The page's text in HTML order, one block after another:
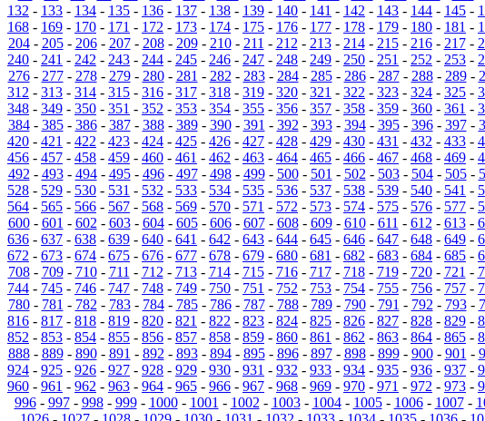
132 - 133 - 134 - 135 - 136 - 137 - 138 - 139 - 140 - 141 - 142 - 143 - 144 - 145 -
168 - 169 - 170 - 171 - 172 - 173 - 174 - 175 - 176 - 177 - 178 - 179 - 180 - 181 -
204- 205- 206- 207- 208- 209- 210- 211 - 212 - 213- 214- 215- 216- 217-
240 - 241 - 242 - 243 - 244 - 245 - 246 - 247 - 248 - 249 - 250 - 251 - 252 - 253 -
276- 277- 278- 279- 280- 281 - 282 - 283- 284- 285- 286- 287- 288- 289-
312 - 313 - 314 - 315 - 316 - 317 - 318 - 319 - 320 - 321 - 322 - 323 - 324 - 325 -
348 - 349 - 350 - 351 - 352 - 353 - 354 - 355 - 356 - 357 - 358 - 359 - 360 - 361 -
384- 385- 386- 387- 388- 389- 390- 391 - 392 - 393- 394- 395- 396- 397-
420 - 421 - 422 - 423 - 424 - 425 - 426 - 427 - 428 - 429 - 430 - 431 - 432 - 433 -
456 - 457 - 458 - 459 - 460 - 461 - 462 - 463 - 464 - 465 - 466 - 467 - 468 - 469 -
492 - 493- 494- 495- 496- 497- 498- 499- 500- 501 - 502 - 503- 504- 505-
528 - 529 - 530 - 531 - 532 - 533 - 534 - 535 - 536 - 537 - 538 - 539 - 540 - 541 -
564 - 565 - 566 - 567 - 568 - 569 - 570 - 571 - 572 - 573 - 574 - 575 - 576 - 577 -
600- 601 - 602 - 603- 604- 605- 606- 607- 608- 609- 610- 611 - 612 - 613-
636 - 637 - 638 - 639 - 640 - 641 - 642 - 643 - 644 - 645 - 646 - 647 - 648 - 649 -
672 - 673 - 674 - 675 - 676 - 677 - 678 - 679 - 680 - 681 - 682 - 683 - 684 - 685 -
708- 709- 710- 711 - 712 - 713- 714- 715- 716- 717- 718- 719- 720- 721 -
744 - 745 - 746 - 747 - 748 - 749 - 750 - 751 - 752 - 753 - 754 - 755 - 756 - 757 -
780- 781 - 782 - 783- 784- 785- 786- 787- 788- 789- 790- 791 - 792 - 793-
816 - 817 - 818 - 819 - 820 - 821 - 822 - 823 - 824 - 825 - 826 - 827 - 828 - 829 -
852 - 853 - 854 - 855 - 856 - 857 - 858 - 859 - 860 - 861 - 862 - 863 - 864 - 865 -
888- 889- 890- 891 - 892 - 893- 894- 895- 896- 897- 898- 899- 900- 901 -
924 - 925 - 926 - 927 - 928 - 929 - 930 - 931 - 932 - 933 - 934 - 935 - 936 - 937 -
960 - 961 - 962 - 963 - 964 - 965 - 966 - 967 - 968 - 969 - 970 - 971 - 972 - 973 -
996- 997- 998- 999- 1000- 1001 - 1002 - 1003- 1004- 1005- 1006- 1007-